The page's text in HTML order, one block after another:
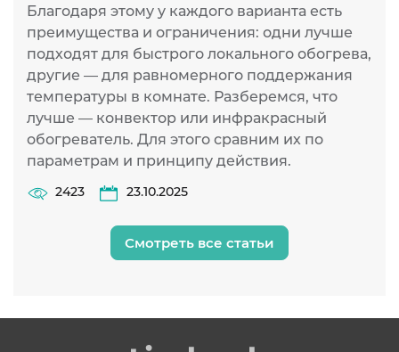
Благодаря этому у каждого варианта есть
преимущества и ограничения: одни лучше
подходят для быстрого локального обогрева,
другие — для равномерного поддержания
температуры в комнате. Разберемся, что
лучше — конвектор или инфракрасный
обогреватель. Для этого сравним их по
параметрам и принципу действия.
2423 23.10.2025
Смотреть все статьи